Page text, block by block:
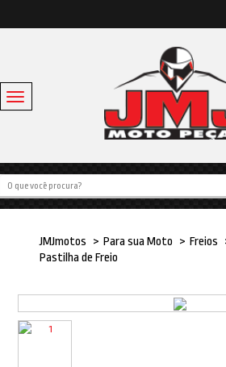
Toggle
navigation
Baús e Bagageiros
Capacetes
Linha Bike
Para sua moto
JMJmotos > Para sua Moto > Freios
Pastilha de Freio